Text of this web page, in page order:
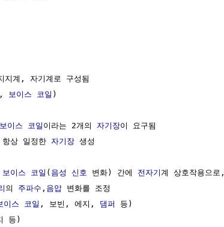
지계, 자기계로 구성됨
, 보이스 코일 )
보이스 코일 이라는 2개의 자기장이 요구됨
상 일정한 자기장 생성
보이스 코일 ( 음성 신호 변화) 간에 전자기 계 상호작용으로,
의 주파수 , 음압 변화를 조정
이스 코일 , 보빈, 에지, 댐퍼
등)
등)